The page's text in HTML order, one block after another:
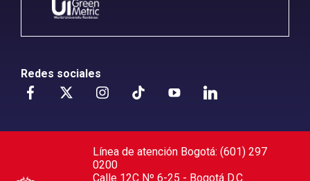
Redes sociales
Línea de atención Bogotá: (601) 297
0200
Calle 12C Nº 6-25 - Bogotá D.C.